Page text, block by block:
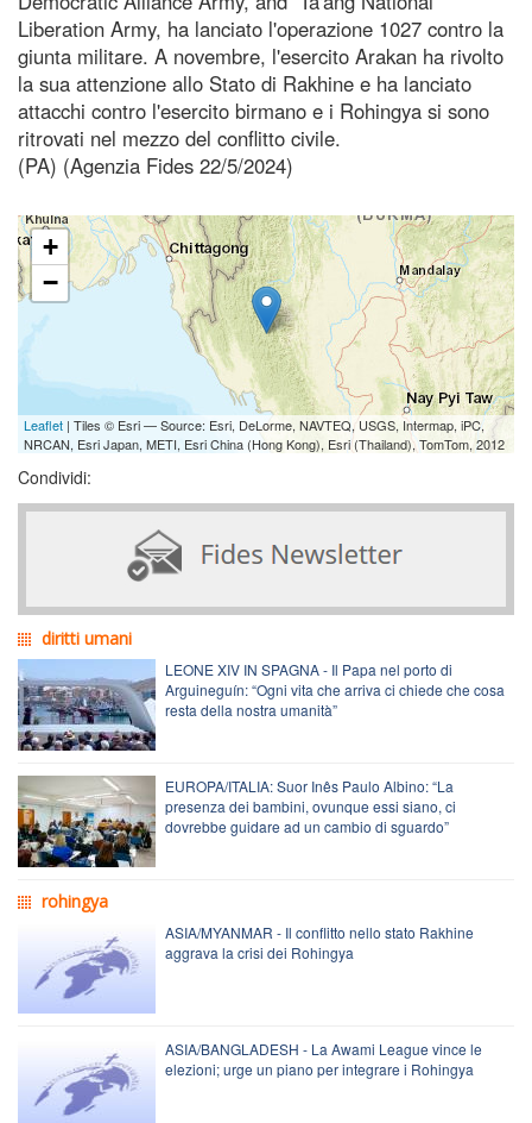
Liberation Army, ha lanciato l'operazione 1027 contro la
giunta militare. A novembre, l'esercito Arakan ha rivolto
la sua attenzione allo Stato di Rakhine e ha lanciato
attacchi contro l'esercito birmano e i Rohingya si sono
ritrovati nel mezzo del conflitto civile.
(PA) (Agenzia Fides 22/5/2024)
+
−
Leaflet | Tiles © Esri — Source: Esri, DeLorme, NAVTEQ, USGS, Intermap, iPC,
NRCAN, Esri Japan, METI, Esri China (Hong Kong), Esri (Thailand), TomTom, 2012
Condividi:
diritti umani
LEONE XIV IN SPAGNA - Il Papa nel porto di
Arguineguín: “Ogni vita che arriva ci chiede che cosa
resta della nostra umanità”
EUROPA/ITALIA: Suor Inês Paulo Albino: “La
presenza dei bambini, ovunque essi siano, ci
dovrebbe guidare ad un cambio di sguardo”
rohingya
ASIA/MYANMAR - Il conflitto nello stato Rakhine
aggrava la crisi dei Rohingya
ASIA/BANGLADESH - La Awami League vince le
elezioni; urge un piano per integrare i Rohingya